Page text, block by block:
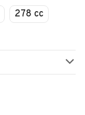
278 cc